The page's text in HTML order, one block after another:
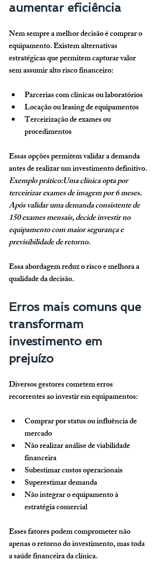
aumentar eficiência
Nem sempre a melhor decisão é comprar o
equipamento. Existem alternativas
estratégicas que permitem capturar valor
sem assumir alto risco financeiro:
Parcerias com clínicas ou laboratórios
Locação ou leasing de equipamentos
Terceirização de exames ou
procedimentos
Essas opções permitem validar a demanda
antes de realizar um investimento definitivo.
Exemplo prático:Uma clínica opta por
terceirizar exames de imagem por 6 meses.
Após validar uma demanda consistente de
150 exames mensais, decide investir no
equipamento com maior segurança e
previsibilidade de retorno.
Essa abordagem reduz o risco e melhora a
qualidade da decisão.
Erros mais comuns que
transformam
investimento em
prejuízo
Diversos gestores cometem erros
recorrentes ao investir em equipamentos:
Comprar por status ou influência de
mercado
Não realizar análise de viabilidade
financeira
Subestimar custos operacionais
Superestimar demanda
Não integrar o equipamento à
estratégia comercial
Esses fatores podem comprometer não
apenas o retorno do investimento, mas toda
a saúde financeira da clínica.